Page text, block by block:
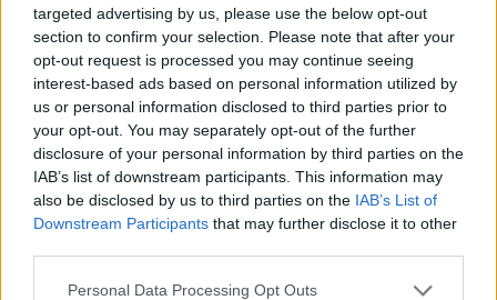
targeted advertising by us, please use the below opt-out
section to confirm your selection. Please note that after your
opt-out request is processed you may continue seeing
interest-based ads based on personal information utilized by
us or personal information disclosed to third parties prior to
your opt-out. You may separately opt-out of the further
disclosure of your personal information by third parties on the
IAB’s list of downstream participants. This information may
also be disclosed by us to third parties on the IAB’s List of
Downstream Participants that may further disclose it to other
Personal Data Processing Opt Outs
σαντιγί, χρησιμοποιώντας μια ελαστική
σπάτουλα ή ένα κορνέ. Φροντίζουμε να καλύψει
όλη την κρέμα που βρίσκεται από κάτω.
Μπορούμε να βάλουμε για περίπου 2 ώρες το
γλυκό στο ψυγείο μέχρι να το σερβίρουμε. Σε
αυτή την περίπτωση γαρνίρουμε με τους ξηρούς
καρπούς λίγο πριν το σερβίρισμα ώστε να μην
πανιάσουν. Βάζουμε, αν θέλουμε, και κερασάκια.
Μυστικά: